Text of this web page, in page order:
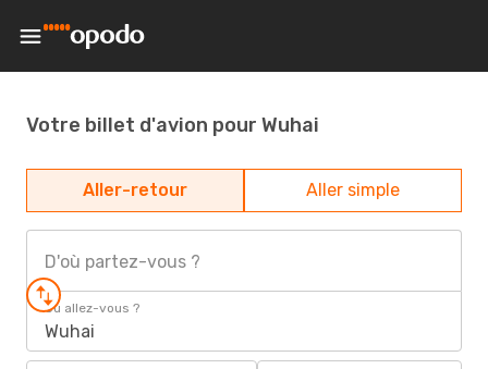
Votre billet d'avion pour Wuhai
Aller-retour Aller simple
D'où partez-vous ?
Où allez-vous ?
Wuhai